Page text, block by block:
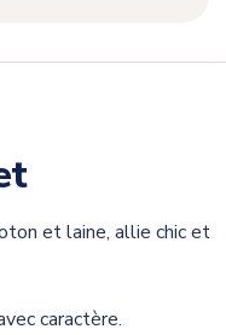
et laine, allie chic et
caractère.